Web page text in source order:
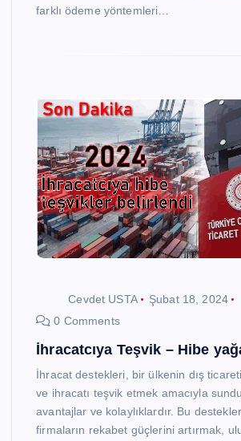
farklı ödeme yöntemleri…
Cevdet USTA
Şubat 18, 2024
0 Comments
İhracatcıya Teşvik – Hibe
İhracat destekleri, bir ülkenin dış
ve ihracatı teşvik etmek amacıyla
avantajlar ve kolaylıklardır. Bu
firmaların rekabet güçlerini artırmak,